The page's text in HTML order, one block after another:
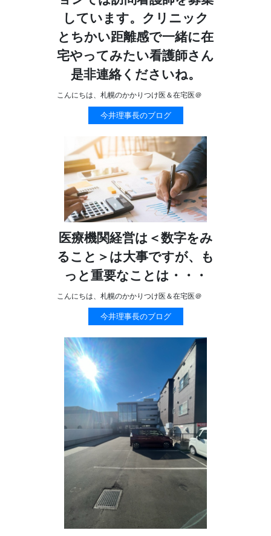
しています。クリニック
とちかい距離感で一緒に在
宅やってみたい看護師さん
是非連絡くださいね。
こんにちは、札幌のかかりつけ医＆在宅医＠
今井理事長のブログ
医療機関経営は＜数字をみ
ること＞は大事ですが、も
っと重要なことは・・・
こんにちは、札幌のかかりつけ医＆在宅医＠
今井理事長のブログ